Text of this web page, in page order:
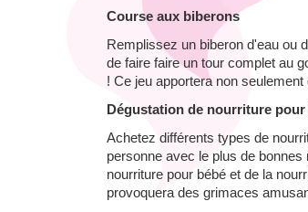
Course aux biberons
Remplissez un biberon d'eau ou
de faire faire un tour complet au
! Ce jeu apportera non
Dégustation de nourriture pour
Achetez différents types de
personne avec le plus de
nourriture pour bébé et de la
provoquera des grimaces